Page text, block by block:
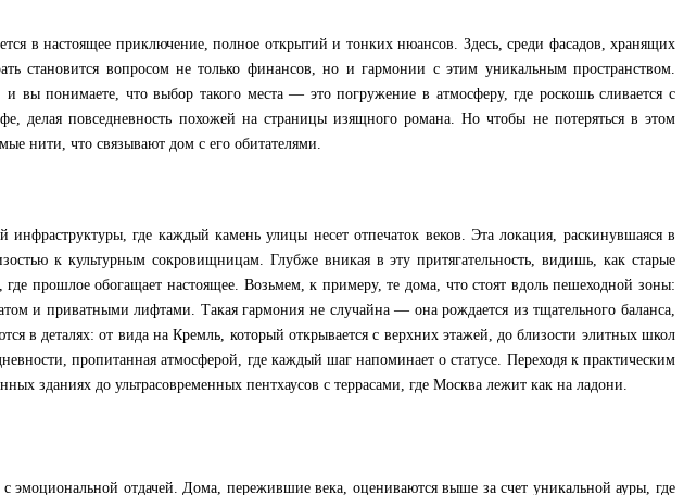
в настоящее приключение, полное открытий и тонких нюансов. Здесь, среди фасадов, хранящих
вопросом не только финансов, но и гармонии с этим уникальным пространством.
и вы понимаете, что выбор такого места — это погружение в атмосферу, где роскошь сливается с
делая повседневность похожей на страницы изящного романа. Но чтобы не потеряться в этом
нити, что связывают дом с его обитателями.
где каждый камень улицы несет отпечаток веков. Эта локация, раскинувшаяся в
к культурным сокровищницам. Глубже вникая в эту притягательность, видишь, как старые
прошлое обогащает настоящее. Возьмем, к примеру, те дома, что стоят вдоль пешеходной зоны:
и приватными лифтами. Такая гармония не случайна — она рождается из тщательного баланса,
в деталях: от вида на Кремль, который открывается с верхних этажей, до близости элитных школ
пропитанная атмосферой, где каждый шаг напоминает о статусе. Переходя к практическим
зданиях до ультрасовременных пентхаусов с террасами, где Москва лежит как на ладони.
отдачей. Дома, пережившие века, оцениваются выше за счет уникальной ауры, где